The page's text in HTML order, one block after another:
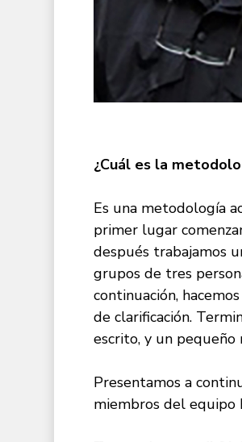
¿Cuál es la
Es una metodología
primer lugar
después trabajamos
grupos de tres
continuación,
de clarificación.
escrito, y un pequeño
Presentamos a
miembros del equipo